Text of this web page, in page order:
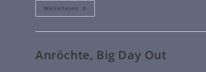
Weiterlesen
Anröchte, Big Day Out